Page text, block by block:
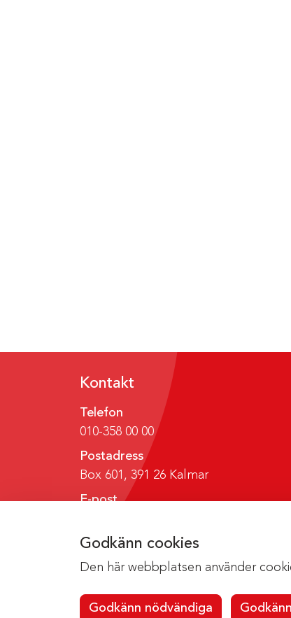
Godkänn cookies
Den här webbplatsen använder
Godkänn nödvändiga
Kontakt
Telefon
010-358 00 00
Postadress
Box 601, 391 26 Kalmar
E-post